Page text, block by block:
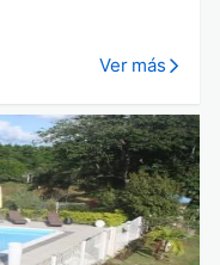
Ver más